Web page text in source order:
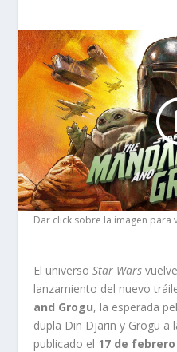
Dar click sobre la imagen para
El universoStar Wars
lanzamiento del nuevo
and Grogu, la esperada
dupla Din Djarin y Grogu a
publicado el 17 de febrero